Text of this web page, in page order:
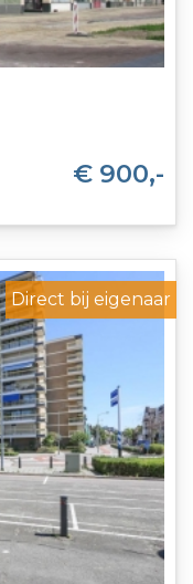
€ 900,-
Direct bij eigenaar